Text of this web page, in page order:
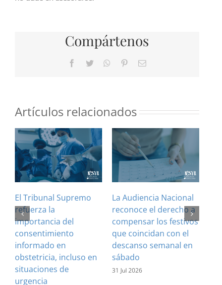
Compártenos
Facebook
Twitter WhatsApp
PinterestCorreo
Artículos relacionados
El Tribunal Supremo
refuerza la
importancia del
consentimiento
informado en
obstetricia, incluso en
situaciones de
urgencia
La Audiencia Nacional
reconoce el derecho a
compensar los festivos
que coincidan con el
descanso semanal en
sábado
31 Jul 2026